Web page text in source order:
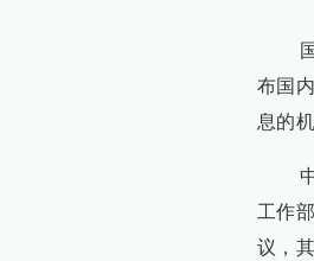
国庆
布国
息的
中国
工作
议，